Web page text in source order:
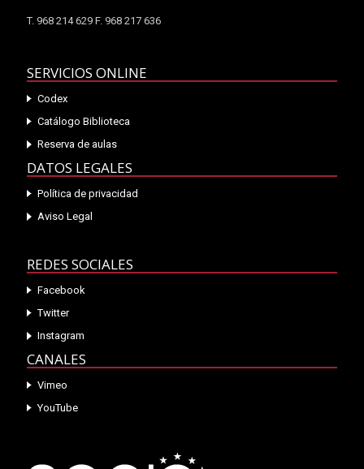
T. 968 214 629 F. 968 217 636
SERVICIOS ONLINE
Codex
Catálogo Biblioteca
Reserva de aulas
DATOS LEGALES
Política de privacidad
Aviso Legal
REDES SOCIALES
Facebook
Twitter
Instagram
CANALES
Vimeo
YouTube